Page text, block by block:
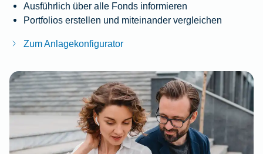
Ausführlich über alle Fonds informieren
Portfolios erstellen und miteinander vergleichen
Zum Anlagekonfigurator